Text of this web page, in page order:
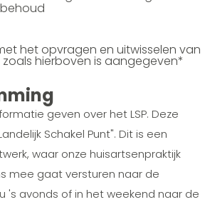
het opvragen en uitwisselen van
hierboven is aangegeven*
geven over het LSP. Deze
Schakel Punt". Dit is een
waar onze huisartsenpraktijk
mee gaat versturen naar de
's avonds of in het weekend naar de